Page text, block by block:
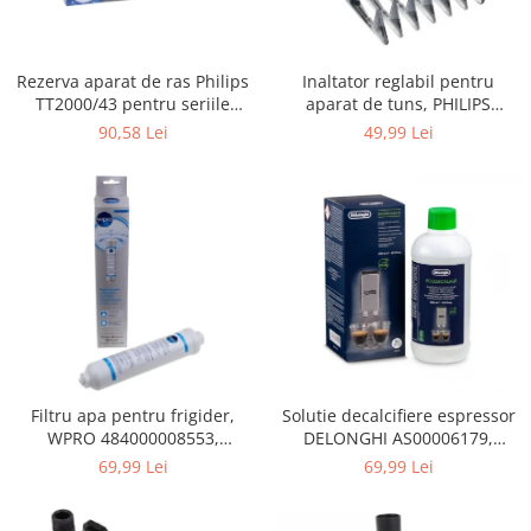
Gaming, Carti & Birotica
Console, Jocuri & Accesorii
Ingrijire personala & Cosmetice
Accesorii aparate hair styling
Aparate & Accesorii ingrijire
personala
Aparate cosmetice
Articole Sanatate si Wellness
Consumabile sanitare
Cosmetice si produse ingrijire
personala
Igiena dentara
Jucarii, Copii & Bebe
Camera copilului
Hrana bebelusi
Rezerva aparat de ras Philips
TT2000/43 pentru seriile
Bodygroom 3000/5000/7000 si
90,58 Lei
Inaltator reglabil pentru
aparat de tuns, PHILIPS
422203633281, 3-15 mm,
49,99 Lei
Filtru apa pentru frigider,
WPRO 484000008553,
compatibil cu Samsung, AEG,
69,99 Lei
Solutie decalcifiere espressor
DELONGHI AS00006179,
DLSC500, 500 ml
69,99 Lei